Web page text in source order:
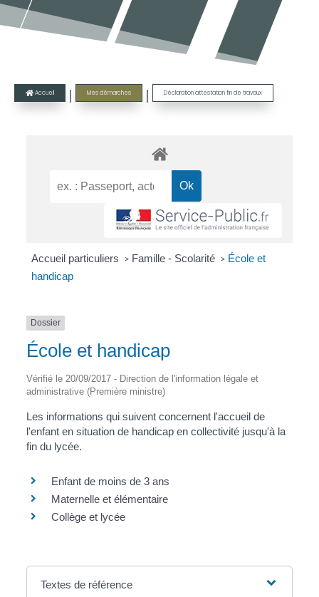
 Accueil | Mes démarches | Déclaration attestation fin de travaux
Accueil particuliers > Famille - Scolarité > École et
handicap
Dossier
École et handicap
Vérifié le 20/09/2017 - Direction de l'information légale et
administrative (Première ministre)
Les informations qui suivent concernent l'accueil de
l'enfant en situation de handicap en collectivité jusqu'à la
fin du lycée.
Enfant de moins de 3 ans
Maternelle et élémentaire
Collège et lycée
Textes de référence